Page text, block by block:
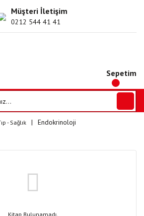
Müşteri İletişim
0212 544 41 41
Sepetim
- Sağlık Endokrinoloji
Kitap Bulunamadı.